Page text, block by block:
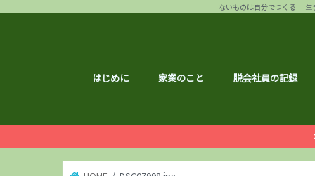
ないものは自分でつくる! 生
はじめに 家業のこと 脱会社員の記録